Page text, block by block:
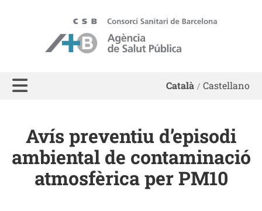
ASPB - Agència de Salut Pública de Barcelona
Català Castellano
Avís preventiu d’episodi
ambiental de contaminació
atmosfèrica per PM10